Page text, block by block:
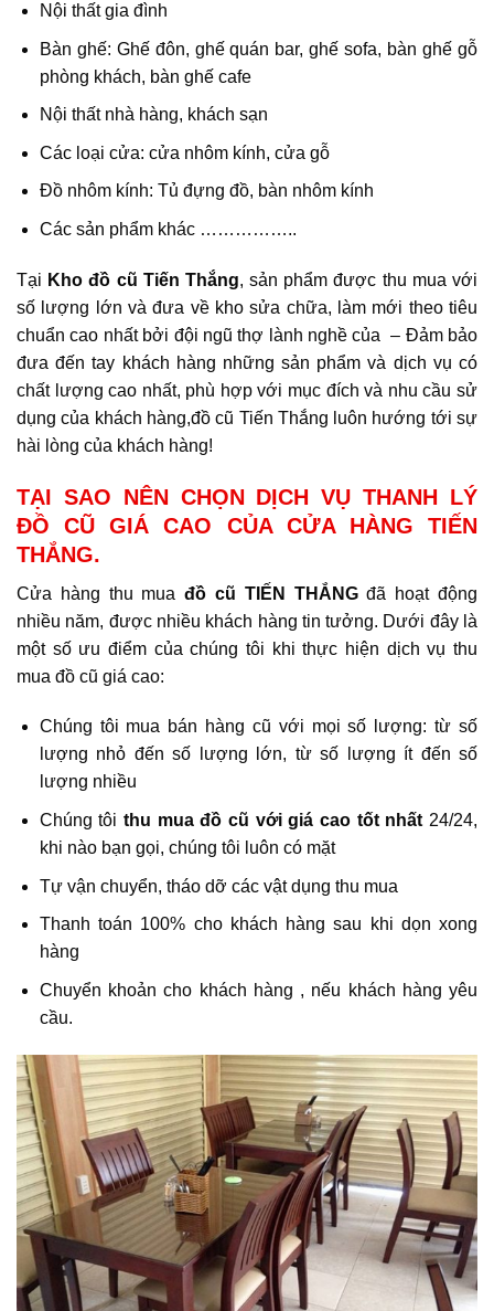
Nội thất gia đình
​Bàn ghế: Ghế đôn, ghế quán bar, ghế sofa, bàn ghế gỗ
phòng khách, bàn ghế cafe
Nội thất nhà hàng, khách sạn
Các loại cửa: cửa nhôm kính, cửa gỗ
Đồ nhôm kính: Tủ đựng đồ, bàn nhôm kính
Các sản phẩm khác ……………..
Tại Kho đồ cũ Tiến Thắng, sản phẩm được thu mua với
số lượng lớn và đưa về kho sửa chữa, làm mới theo tiêu
chuẩn cao nhất bởi đội ngũ thợ lành nghề của – Đảm bảo
đưa đến tay khách hàng những sản phẩm và dịch vụ có
chất lượng cao nhất, phù hợp với mục đích và nhu cầu sử
dụng của khách hàng,đồ cũ Tiến Thắng luôn hướng tới sự
hài lòng của khách hàng!
TẠI SAO NÊN CHỌN DỊCH VỤ THANH LÝ
ĐỒ CŨ GIÁ CAO CỦA CỬA HÀNG TIẾN
THẮNG.
Cửa hàng thu muađồ cũ TIẾN THẮNGđã hoạt động
nhiều năm, được nhiều khách hàng tin tưởng. Dưới đây là
một số ưu điểm của chúng tôi khi thực hiện dịch vụ thu
mua đồ cũ giá cao:
Chúng tôi mua bán hàng cũ với mọi số lượng: từ số
lượng nhỏ đến số lượng lớn, từ số lượng ít đến số
lượng nhiều
Chúng tôithu mua đồ cũ với giá cao tốt nhất 24/24,
khi nào bạn gọi, chúng tôi luôn có mặt
Tự vận chuyển, tháo dỡ các vật dụng thu mua
Thanh toán 100% cho khách hàng sau khi dọn xong
hàng
Chuyển khoản cho khách hàng , nếu khách hàng yêu
cầu.